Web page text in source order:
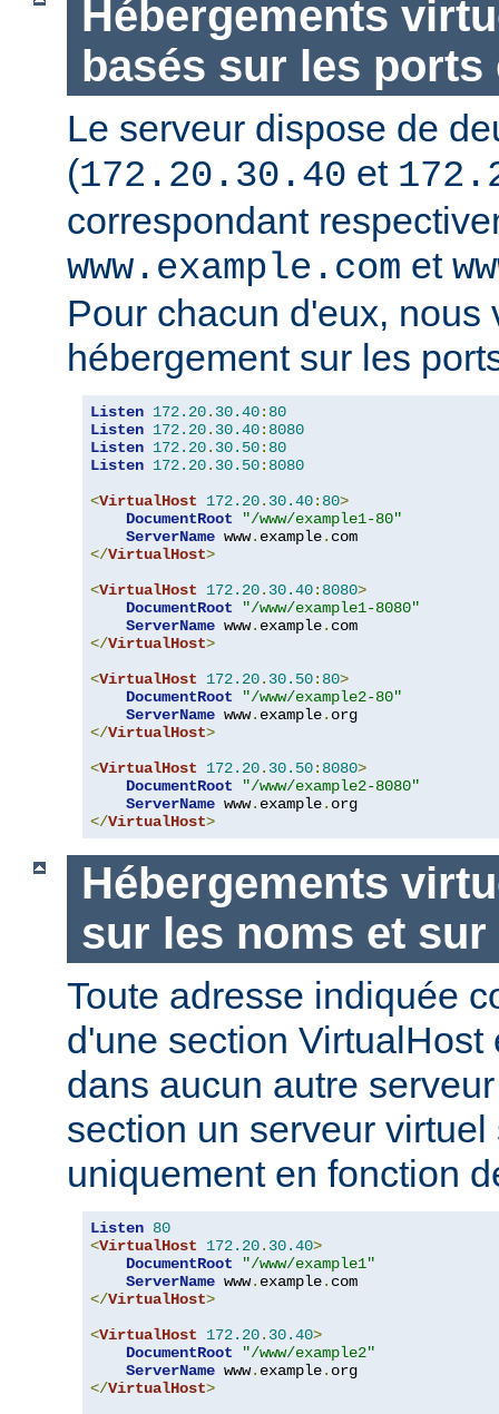
Hébergements
basés sur les ports
Le serveur dispose de
(172.20.30.40 et
correspondant
www.example.com et
Pour chacun d'eux, nous
hébergement sur les
Listen 172.20. 30.40: 80
Listen 172.20. 30.40: 8080
Listen 172.20. 30.50: 80
Listen 172.20. 30.50: 8080
<VirtualHost 172.20. 30.40: 80>
DocumentRoot
"/www/example1-80"
ServerName www. example.
</VirtualHost>
<VirtualHost 172.20. 30.40: 8080>
DocumentRoot
"/www/example1-8080"
ServerName www. example.
</VirtualHost>
<VirtualHost 172.20. 30.50: 80>
DocumentRoot
"/www/example2-80"
ServerName www. example.
</VirtualHost>
<VirtualHost 172.20. 30.50: 8080>
DocumentRoot
"/www/example2-8080"
ServerName www. example.
</VirtualHost>
Hébergements
sur les noms et sur
Toute adresse indiquée
d'une section VirtualHost
dans aucun autre
section un serveur
uniquement en fonction
Listen 80
<VirtualHost 172.20. 30.40>
DocumentRoot
"/www/example1"
ServerName www. example.
</VirtualHost>
<VirtualHost 172.20. 30.40>
DocumentRoot
"/www/example2"
ServerName www. example.
</VirtualHost>